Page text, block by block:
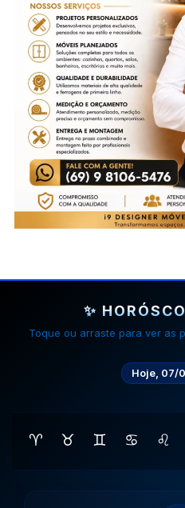
✨
Toque ou arraste para ver as
Hoje, 07/
♈ ♉ ♊ ♋ ♌